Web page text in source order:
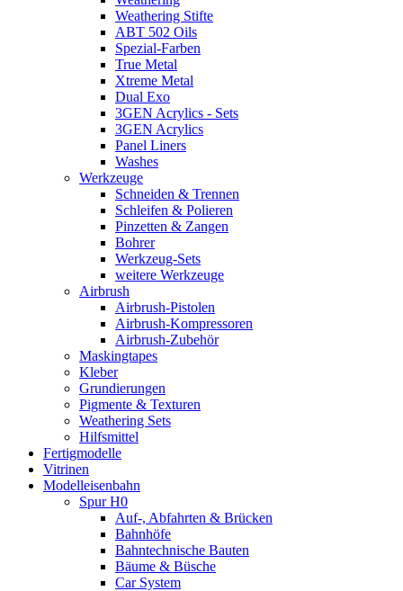
Weathering Stifte
ABT 502 Oils
Spezial-Farben
True Metal
Xtreme Metal
Dual Exo
3GEN Acrylics - Sets
3GEN Acrylics
Panel Liners
Washes
Werkzeuge
Schneiden & Trennen
Schleifen & Polieren
Pinzetten & Zangen
Bohrer
Werkzeug-Sets
weitere Werkzeuge
Airbrush
Airbrush-Pistolen
Airbrush-Kompressoren
Airbrush-Zubehör
Maskingtapes
Kleber
Grundierungen
Pigmente & Texturen
Weathering Sets
Hilfsmittel
Fertigmodelle
Vitrinen
Modelleisenbahn
Spur H0
Auf-, Abfahrten & Brücken
Bahnhöfe
Bahntechnische Bauten
Bäume & Büsche
Car System